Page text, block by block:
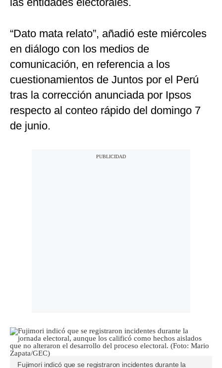
“Dato mata relato”, añadió este miércoles
en diálogo con los medios de
comunicación, en referencia a los
cuestionamientos de Juntos por el Perú
tras la corrección anunciada por Ipsos
respecto al conteo rápido del domingo 7
de junio.
Fujimori indicó que se registraron incidentes durante la